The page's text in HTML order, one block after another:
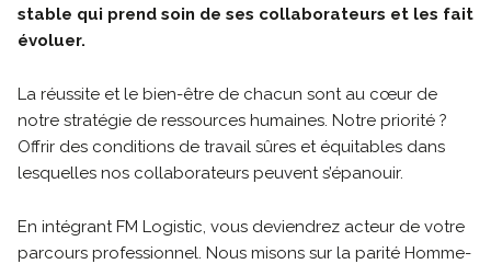
stable qui prend soin de ses collaborateurs et les fait
évoluer.
La réussite et le bien-être de chacun sont au cœur de
notre stratégie de ressources humaines. Notre priorité ?
Offrir des conditions de travail sûres et équitables dans
lesquelles nos collaborateurs peuvent s’épanouir.
En intégrant FM Logistic, vous deviendrez acteur de votre
parcours professionnel. Nous misons sur la parité Homme-